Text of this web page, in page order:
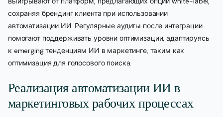
сохраняя брендинг клиента при использовании
автоматизации ИИ. Регулярные аудиты после интеграции
помогают поддерживать уровни оптимизации, адаптируясь
к emerging тенденциям ИИ в маркетинге, таким как
оптимизация для голосового поиска.
Реализация автоматизации ИИ в
маркетинговых рабочих процессах